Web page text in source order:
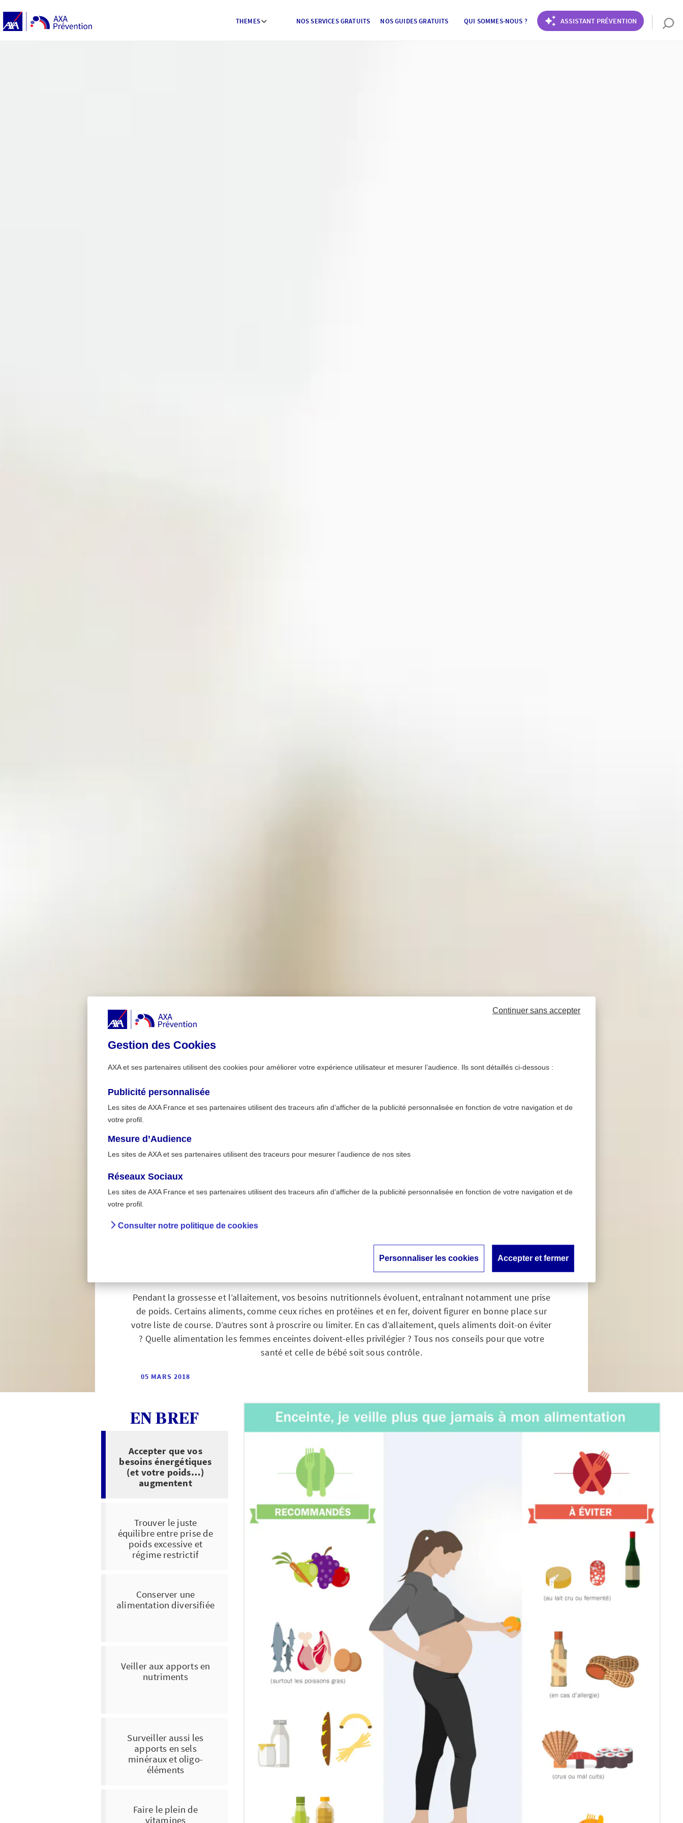
THEMES NOS SERVICES GRATUITS NOS GUIDES GRATUITS QUI SOMMES-NOUS ? ASSISTANT PRÉVENTION
Accueil
Grossesse et allaitement : quelle
alimentation privilégier ?
Pendant la grossesse et l’allaitement, vos besoins nutritionnels évoluent, entraînant notamment une prise
de poids. Certains aliments, comme ceux riches en protéines et en fer, doivent figurer en bonne place sur
votre liste de course. D’autres sont à proscrire ou limiter. En cas d’allaitement, quels aliments doit-on éviter
? Quelle alimentation les femmes enceintes doivent-elles privilégier ? Tous nos conseils pour que votre
santé et celle de bébé soit sous contrôle.
05 MARS 2018
EN BREF
Accepter que vos
besoins énergétiques
(et votre poids…)
augmentent
Trouver le juste
équilibre entre prise de
poids excessive et
régime restrictif
Conserver une
alimentation diversifiée
Veiller aux apports en
nutriments
Surveiller aussi les
apports en sels
minéraux et oligo-
éléments
Faire le plein de
vitamines
Gestion des Cookies
AXA et ses partenaires utilisent des cookies pour améliorer votre expérience utilisateur et mesurer l’audience. Ils sont détaillés ci-dessous :
Publicité personnalisée
Les sites de AXA France et ses partenaires utilisent des traceurs afin d’afficher de la publicité personnalisée en fonction de votre navigation et de
votre profil.
Mesure d’Audience
Les sites de AXA et ses partenaires utilisent des traceurs pour mesurer l’audience de nos sites
Réseaux Sociaux
Les sites de AXA France et ses partenaires utilisent des traceurs afin d’afficher de la publicité personnalisée en fonction de votre navigation et de
votre profil.
Consulter notre politique de cookies
Continuer sans accepter
Personnaliser les cookies Accepter et fermer